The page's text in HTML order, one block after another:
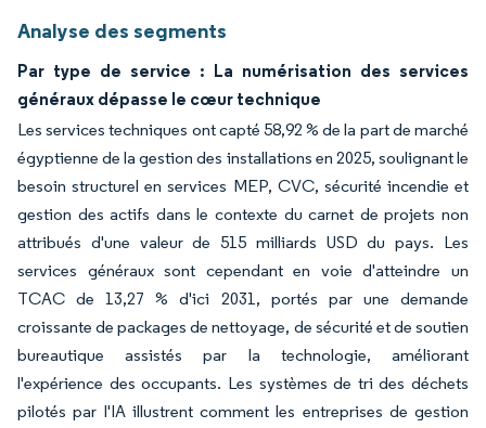
Analyse des segments
Par type de service : La numérisation des services
généraux dépasse le cœur technique
Les services techniques ont capté 58,92 % de la part de marché
égyptienne de la gestion des installations en 2025, soulignant le
besoin structurel en services MEP, CVC, sécurité incendie et
gestion des actifs dans le contexte du carnet de projets non
attribués d'une valeur de 515 milliards USD du pays. Les
services généraux sont cependant en voie d'atteindre un
TCAC de 13,27 % d'ici 2031, portés par une demande
croissante de packages de nettoyage, de sécurité et de soutien
bureautique assistés par la technologie, améliorant
l'expérience des occupants. Les systèmes de tri des déchets
pilotés par l'IA illustrent comment les entreprises de gestion